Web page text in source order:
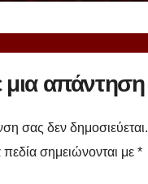
απάντηση
σας δεν δημοσιεύεται.
σημειώνονται με *